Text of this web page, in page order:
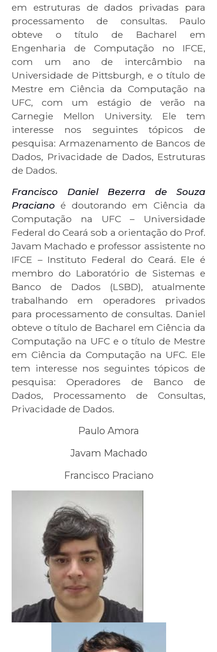
em estruturas de dados privadas para
processamento de consultas. Paulo
obteve o título de Bacharel em
Engenharia de Computação no IFCE,
com um ano de intercâmbio na
Universidade de Pittsburgh, e o título de
Mestre em Ciência da Computação na
UFC, com um estágio de verão na
Carnegie Mellon University. Ele tem
interesse nos seguintes tópicos de
pesquisa: Armazenamento de Bancos de
Dados, Privacidade de Dados, Estruturas
de Dados.
Francisco Daniel Bezerra de Souza
Praciano é doutorando em Ciência da
Computação na UFC – Universidade
Federal do Ceará sob a orientação do Prof.
Javam Machado e professor assistente no
IFCE – Instituto Federal do Ceará. Ele é
membro do Laboratório de Sistemas e
Banco de Dados (LSBD), atualmente
trabalhando em operadores privados
para processamento de consultas. Daniel
obteve o título de Bacharel em Ciência da
Computação na UFC e o título de Mestre
em Ciência da Computação na UFC. Ele
tem interesse nos seguintes tópicos de
pesquisa: Operadores de Banco de
Dados, Processamento de Consultas,
Privacidade de Dados.
Paulo Amora
Javam Machado
Francisco Praciano